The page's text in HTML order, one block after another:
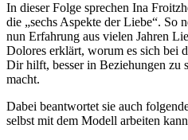
In dieser Folge sprechen Ina
die „sechs Aspekte der Liebe“. So
nun Erfahrung aus vielen Jahren
Dolores erklärt, worum es sich bei
Dir hilft, besser in Beziehungen zu
macht.
Dabei beantwortet sie auch
selbst mit dem Modell arbeiten